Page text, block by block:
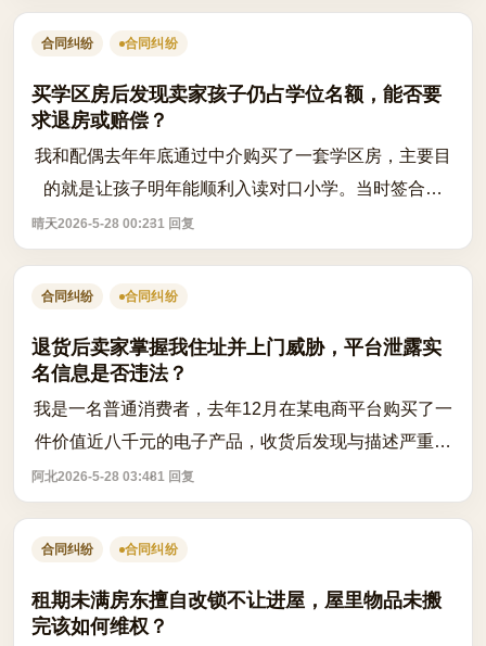
合同纠纷 合同纠纷
买学区房后发现卖家孩子仍占学位名额，能否要
求退房或赔偿？
我和配偶去年年底通过中介购买了一套学区房，主要目
的就是让孩子明年能顺利入读对口小学。当时签合同
时，卖家和中介都明确表示该房学位已释放，孩子已转
学，不会影响我们孩子入学。我们基于这个...
晴天2026-5-28 00:231 回复
合同纠纷 合同纠纷
退货后卖家掌握我住址并上门威胁，平台泄露实
名信息是否违法？
我是一名普通消费者，去年12月在某电商平台购买了一
件价值近八千元的电子产品，收货后发现与描述严重不
符，于是申请了退货退款，理由是货不对版。退货流程
正常走完，但之后卖家开始频繁拨打我的...
阿北2026-5-28 03:481 回复
合同纠纷 合同纠纷
租期未满房东擅自改锁不让进屋，屋里物品未搬
完该如何维权？